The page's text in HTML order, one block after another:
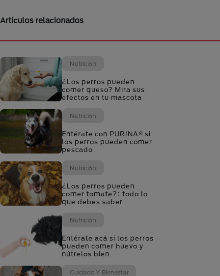
Artículos relacionados
Nutrición
¿Los perros pueden
comer queso? Mira sus
efectos en tu mascota
Nutrición
Entérate con PURINA® si
los perros pueden comer
pescado
Nutrición
¿Los perros pueden
comer tomate?: todo lo
que debes saber
Nutrición
Entérate acá si los perros
pueden comer huevo y
nútrelos bien
Cuidado Y Bienestar